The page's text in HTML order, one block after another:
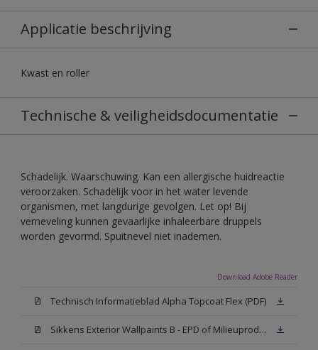
Applicatie beschrijving
Kwast en roller
Technische & veiligheidsdocumentatie
Schadelijk. Waarschuwing. Kan een allergische huidreactie
veroorzaken. Schadelijk voor in het water levende
organismen, met langdurige gevolgen. Let op! Bij
verneveling kunnen gevaarlijke inhaleerbare druppels
worden gevormd. Spuitnevel niet inademen.
Download Adobe Reader
Technisch Informatieblad Alpha Topcoat Flex (PDF)
Sikkens Exterior Wallpaints B - EPD of Milieuproductverklaring